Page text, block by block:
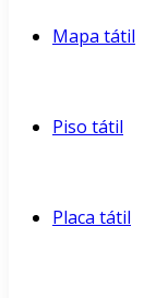
Mapa tátil
Piso tátil
Placa tátil